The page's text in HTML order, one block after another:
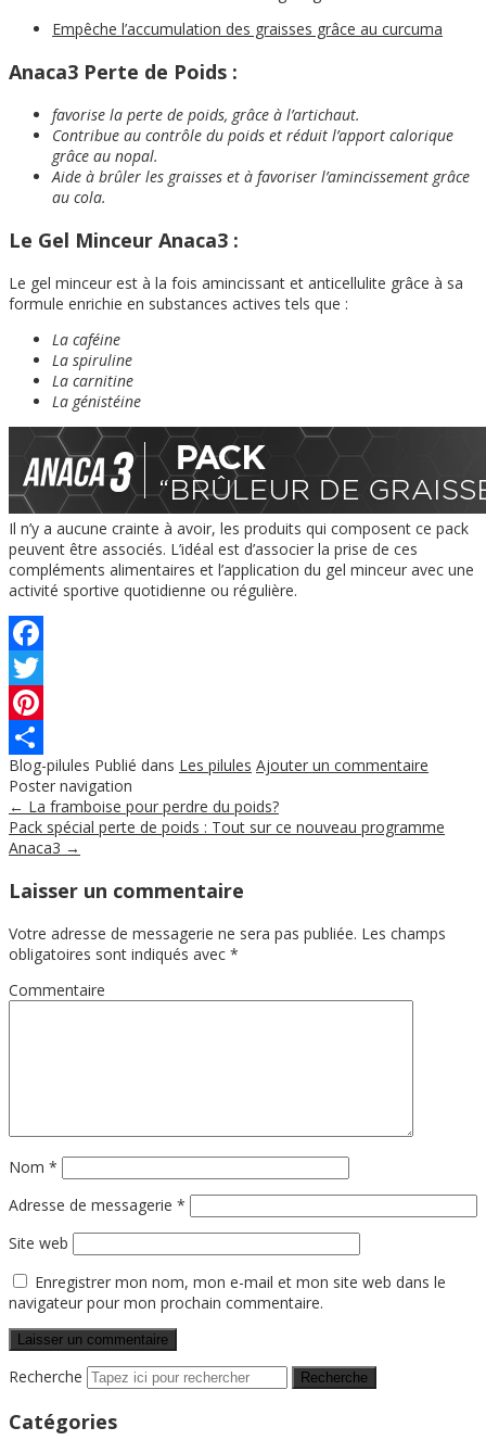
Empêche l’accumulation des graisses grâce au curcuma
Anaca3 Perte de Poids :
favorise la perte de poids, grâce à l’artichaut.
Contribue au contrôle du poids et réduit l’apport calorique
grâce au nopal.
Aide à brûler les graisses et à favoriser l’amincissement grâce
au cola.
Le Gel Minceur Anaca3 :
Le gel minceur est à la fois amincissant et anticellulite grâce à sa
formule enrichie en substances actives tels que :
La caféine
La spiruline
La carnitine
La génistéine
Il n’y a aucune crainte à avoir, les produits qui composent ce pack
peuvent être associés. L’idéal est d’associer la prise de ces
compléments alimentaires et l’application du gel minceur avec une
activité sportive quotidienne ou régulière.
Facebook
Twitter
Pinterest
Partager
Blog-pilules Publié dans Les pilules Ajouter un commentaire
Poster navigation
← La framboise pour perdre du poids?
Pack spécial perte de poids : Tout sur ce nouveau programme
Anaca3 →
Laisser un commentaire
Votre adresse de messagerie ne sera pas publiée. Les champs
obligatoires sont indiqués avec *
Commentaire
Nom *
Adresse de messagerie *
Site web
Enregistrer mon nom, mon e-mail et mon site web dans le
navigateur pour mon prochain commentaire.
Recherche
Catégories